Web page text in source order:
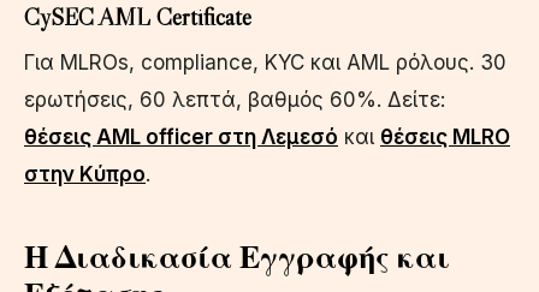
CySEC AML Certificate
Για MLROs, compliance, KYC και AML ρόλους. 30
ερωτήσεις, 60 λεπτά, βαθμός 60%. Δείτε:
θέσεις AML officer στη Λεμεσό και θέσεις MLRO
στην Κύπρο.
Η Διαδικασία Εγγραφής και